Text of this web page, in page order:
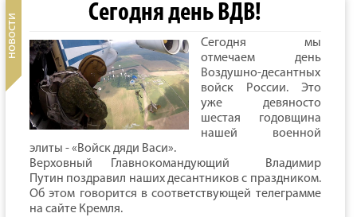
Сегодня день ВДВ!
Сегодня мы
отмечаем день
Воздушно-десантных
войск России. Это
уже девяносто
шестая годовщина
нашей военной
элиты - «Войск дяди Васи».
Верховный Главнокомандующий Владимир
Путин поздравил наших десантников с праздником.
Об этом говорится в соответствующей телеграмме
на сайте Кремля.